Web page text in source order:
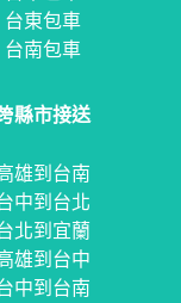
台東包車
台南包車
縣市接送
雄到台南
中到台北
北到宜蘭
雄到台中
中到台南